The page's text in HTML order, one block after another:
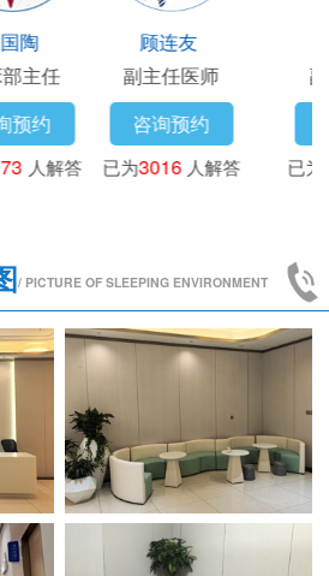
王国陶
临床部主任
咨询预约
为 4173人解答
顾连友
副主任医师
咨询预约
已为 3016人解答
/ PICTURE OF SLEEPING ENVIRONMENT